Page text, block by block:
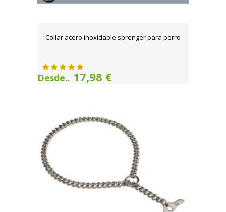
Collar acero inoxidable sprenger para perro
Desde.. 17,98 €